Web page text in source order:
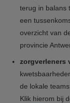
terug in balans
een
overzicht van
provincie
zorgverleners
de lokale
Klik hierom bij